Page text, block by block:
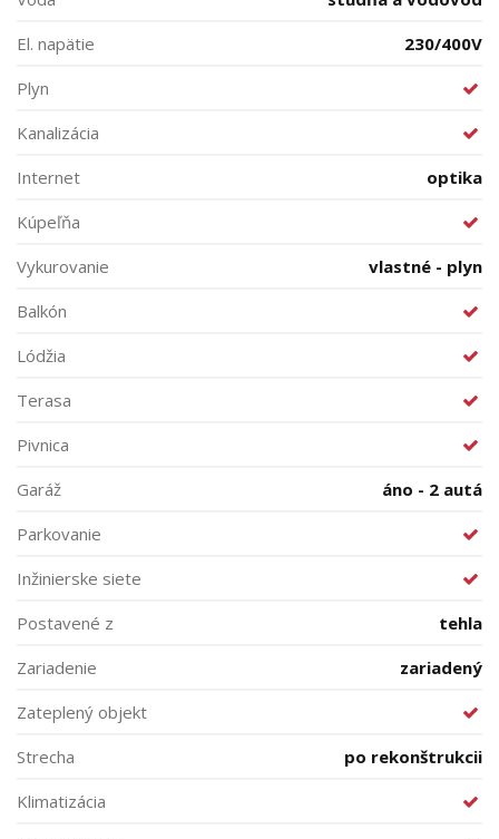
El. napätie
230/400V
Plyn
Kanalizácia
Internet
optika
Kúpeľňa
Vykurovanie
vlastné - plyn
Balkón
Lódžia
Terasa
Pivnica
Garáž
áno - 2 autá
Parkovanie
Inžinierske siete
Postavené z
tehla
Zariadenie
zariadený
Zateplený objekt
Strecha
po rekonštrukcii
Klimatizácia